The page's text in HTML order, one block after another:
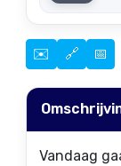
✉️ 🔗 📅
Vandaag